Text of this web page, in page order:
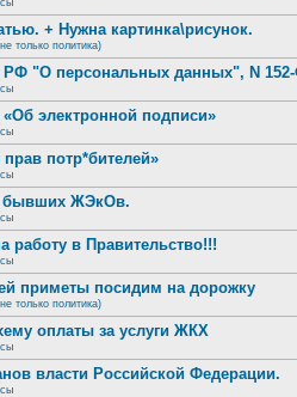
+ Нужна картинка\рисунок.
только политика)
"О персональных данных", N
электронной подписи»
потр*бителей»
бывших ЖЭкОв.
работу в Правительство!!!
приметы посидим на дорожку
только политика)
оплаты за услуги ЖКХ
власти Российской Федерации.